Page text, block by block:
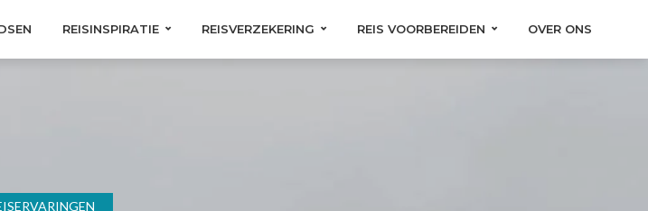
REISINSPIRATIE REISVERZEKERING REIS VOORBEREIDEN OVER ONS